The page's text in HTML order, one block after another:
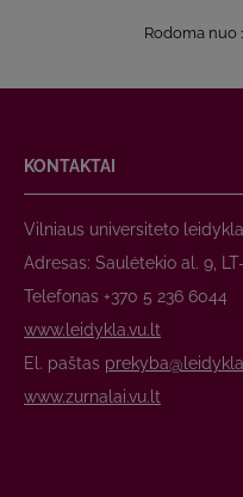
Rodoma nuo
KONTAKTAI
Vilniaus universiteto leidykla
Adresas: Saulėtekio al. 9,
Telefonas +370 5 236 6044
www.leidykla.vu.lt
El. paštas
www.zurnalai.vu.lt